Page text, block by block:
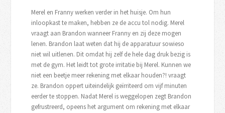
Merel en Franny werken verder in het huisje. Om hun
inloopkast te maken, hebben ze de accu tol nodig. Merel
vraagt aan Brandon wanneer Franny en zij deze mogen
lenen. Brandon laat weten dat hij de apparatuur sowieso
niet wil uitlenen. Dit omdat hij zelf de hele dag druk bezig is
met de gym. Het leidt tot grote irritatie bij Merel. Kunnen we
niet een beetje meer rekening met elkaar houden?! vraagt
ze. Brandon oppert uiteindelijk geïrriteerd om vijf minuten
eerder te stoppen. Nadat Merel is weggelopen zegt Brandon
gefrustreerd, opeens het argument om rekening met elkaar